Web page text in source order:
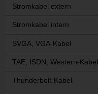
Stromkabel extern
Stromkabel intern
SVGA, VGA-Kabel
TAE, ISDN, Western-Kabel
Thunderbolt-Kabel